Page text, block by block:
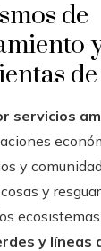
de
de
servicios
y
y
ecosistemas.
y líneas